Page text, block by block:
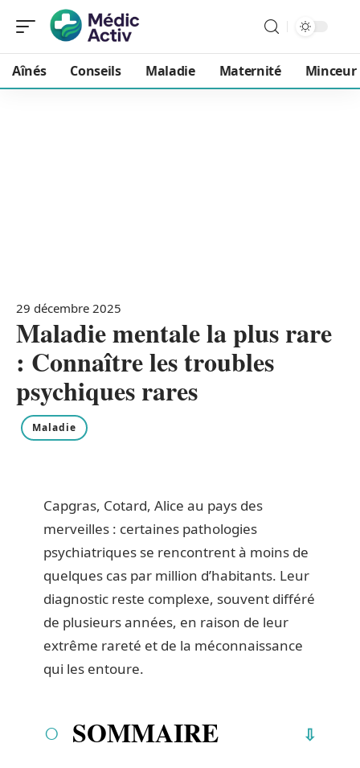
Aînés Conseils Maladie Maternité Minceur
29 décembre 2025
Maladie mentale la plus rare
: Connaître les troubles
psychiques rares
Maladie
Capgras, Cotard, Alice au pays des
merveilles : certaines pathologies
psychiatriques se rencontrent à moins de
quelques cas par million d’habitants. Leur
diagnostic reste complexe, souvent différé
de plusieurs années, en raison de leur
extrême rareté et de la méconnaissance
qui les entoure.
SOMMAIRE